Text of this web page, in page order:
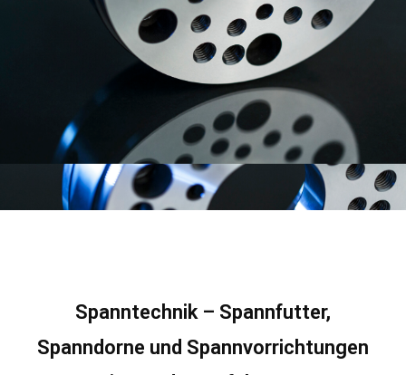
Spanntechnik – Spannfutter,
Spanndorne und Spannvorrichtungen